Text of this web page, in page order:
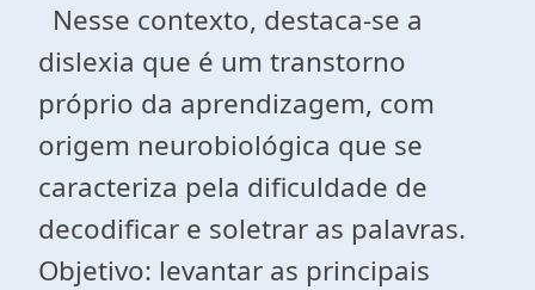
Nesse contexto, destaca-se a
dislexia que é um transtorno
próprio da aprendizagem, com
origem neurobiológica que se
caracteriza pela dificuldade de
decodificar e soletrar as palavras.
Objetivo: levantar as principais